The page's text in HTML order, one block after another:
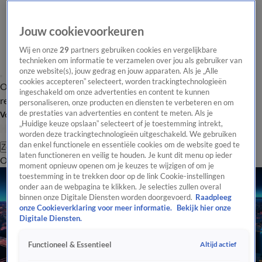
Overzicht Laatste nieuws Regionieuws Het beste van Hart
Tip de
redactie
Volg Hart van Nederland
Zoeken
OverzichtRegioUitzendingenWeerTip de redactiePanelVideo's
Jouw cookievoorkeuren
Wij en onze29 partners gebruiken cookies en vergelijkbare
technieken om informatie te verzamelen over jou als gebruiker van
onze website(s), jouw gedrag en jouw apparaten. Als je „Alle
cookies accepteren” selecteert, worden trackingtechnologieën
ingeschakeld om onze advertenties en content te kunnen
personaliseren, onze producten en diensten te verbeteren en om
de prestaties van advertenties en content te meten. Als je
„Huidige keuze opslaan” selecteert of je toestemming intrekt,
worden deze trackingtechnologieën uitgeschakeld. We gebruiken
dan enkel functionele en essentiële cookies om de website goed te
laten functioneren en veilig te houden. Je kunt dit menu op ieder
moment opnieuw openen om je keuzes te wijzigen of om je
toestemming in te trekken door op de link Cookie-instellingen
onder aan de webpagina te klikken. Je selecties zullen overal
binnen onze Digitale Diensten worden doorgevoerd. Raadpleeg
onze Cookieverklaring voor meer informatie.
Bekijk hier onze
Digitale Diensten.
Functioneel & Essentieel Altijd actief